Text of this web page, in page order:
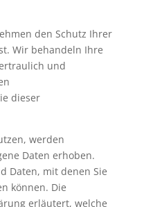
den Schutz Ihrer
Wir behandeln Ihre
und
dieser
werden
Daten erhoben.
Daten, mit denen Sie
können. Die
erläutert, welche